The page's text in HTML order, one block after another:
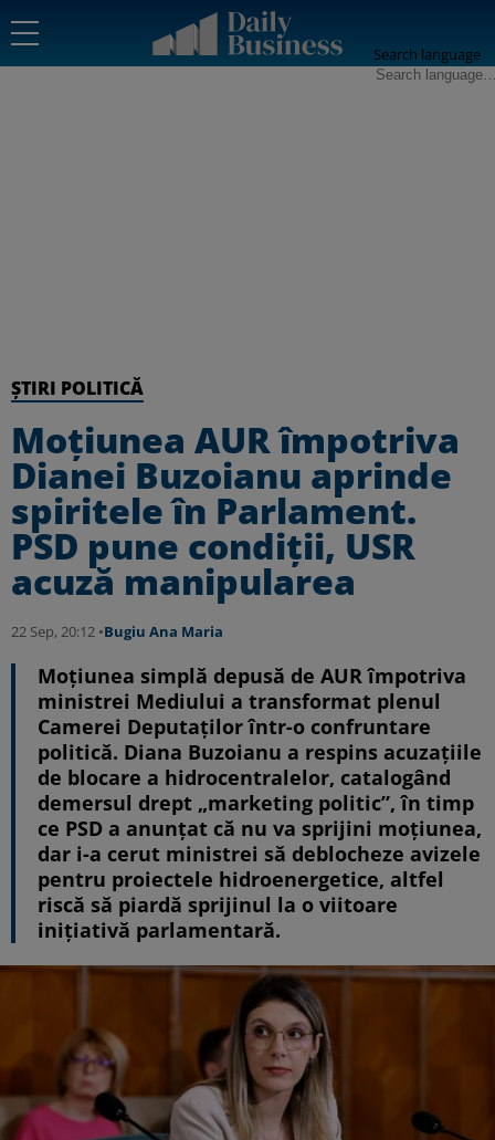
Search language
ȘTIRI POLITICĂ
Moțiunea AUR împotriva
Dianei Buzoianu aprinde
spiritele în Parlament.
PSD pune condiții, USR
acuză manipularea
22 Sep, 20:12 •Bugiu ⁠Ana Maria
Moțiunea simplă depusă de AUR împotriva
ministrei Mediului a transformat plenul
Camerei Deputaților într-o confruntare
politică. Diana Buzoianu a respins acuzațiile
de blocare a hidrocentralelor, catalogând
demersul drept „marketing politic”, în timp
ce PSD a anunțat că nu va sprijini moțiunea,
dar i-a cerut ministrei să deblocheze avizele
pentru proiectele hidroenergetice, altfel
riscă să piardă sprijinul la o viitoare
inițiativă parlamentară.